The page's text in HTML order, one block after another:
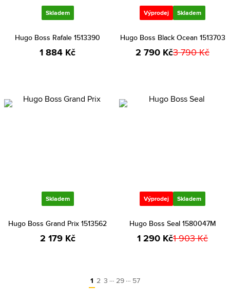
Skladem
Hugo Boss Rafale 1513390
1 884 Kč
Výprodej Skladem
Hugo Boss Black Ocean 1513703
2 790 Kč3 790 Kč
Skladem
Hugo Boss Grand Prix 1513562
2 179 Kč
Výprodej Skladem
Hugo Boss Seal 1580047M
1 290 Kč1 903 Kč
1 2 3 … 29 … 57